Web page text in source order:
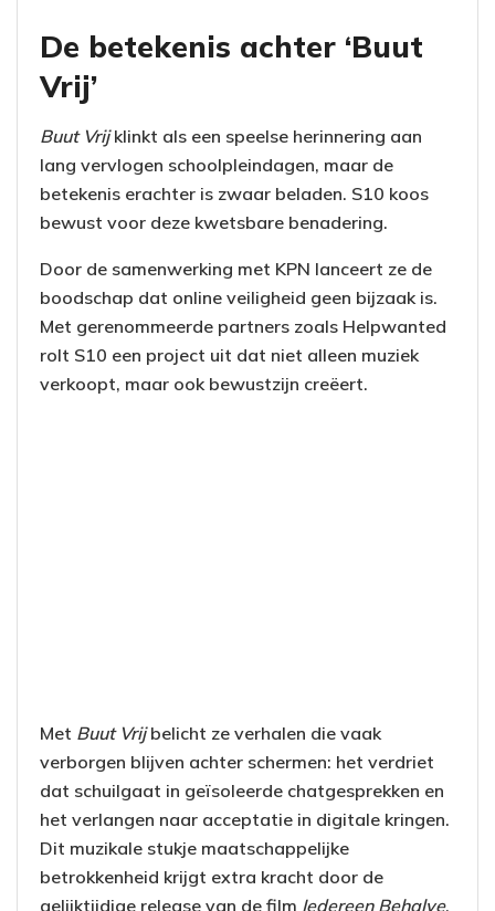
De betekenis achter ‘Buut
Vrij’
Buut Vrijklinkt als een speelse herinnering aan
lang vervlogen schoolpleindagen, maar de
betekenis erachter is zwaar beladen. S10 koos
bewust voor deze kwetsbare benadering.
Door de samenwerking met KPN lanceert ze de
boodschap dat online veiligheid geen bijzaak is.
Met gerenommeerde partners zoals Helpwanted
rolt S10 een project uit dat niet alleen muziek
verkoopt, maar ook bewustzijn creëert.
Met Buut Vrijbelicht ze verhalen die vaak
verborgen blijven achter schermen: het verdriet
dat schuilgaat in geïsoleerde chatgesprekken en
het verlangen naar acceptatie in digitale kringen.
Dit muzikale stukje maatschappelijke
betrokkenheid krijgt extra kracht door de
gelijktijdige release van de film Iedereen Behalve,